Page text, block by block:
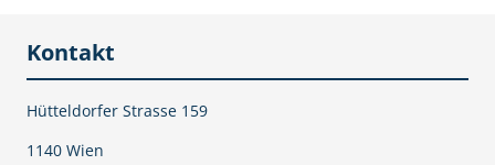
Kontakt
Hütteldorfer Strasse 159
1140 Wien